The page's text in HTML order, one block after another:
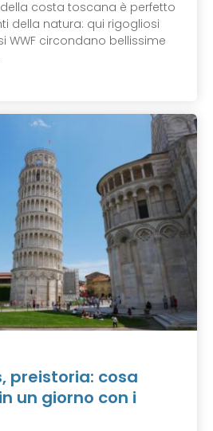
costa toscana è perfetto
della natura: qui rigogliosi
WWF circondano bellissime
preistoria: cosa
un giorno con i